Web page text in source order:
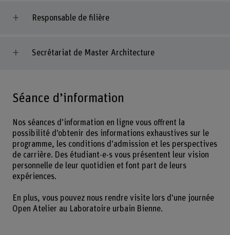
Responsable de filière
Secrétariat de Master Architecture
Séance d’information
Nos séances d’information en ligne vous offrent la
possibilité d’obtenir des informations exhaustives sur le
programme, les conditions d’admission et les perspectives
de carrière. Des étudiant-e-s vous présentent leur vision
personnelle de leur quotidien et font part de leurs
expériences.
En plus, vous pouvez nous rendre visite lors d'une journée
Open Atelier au Laboratoire urbain Bienne.